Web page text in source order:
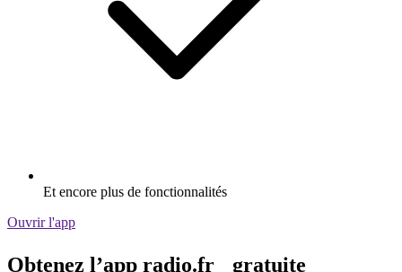
Et encore plus de fonctionnalités
Ouvrir l'app
Obtenez l’app radio.fr gratuite